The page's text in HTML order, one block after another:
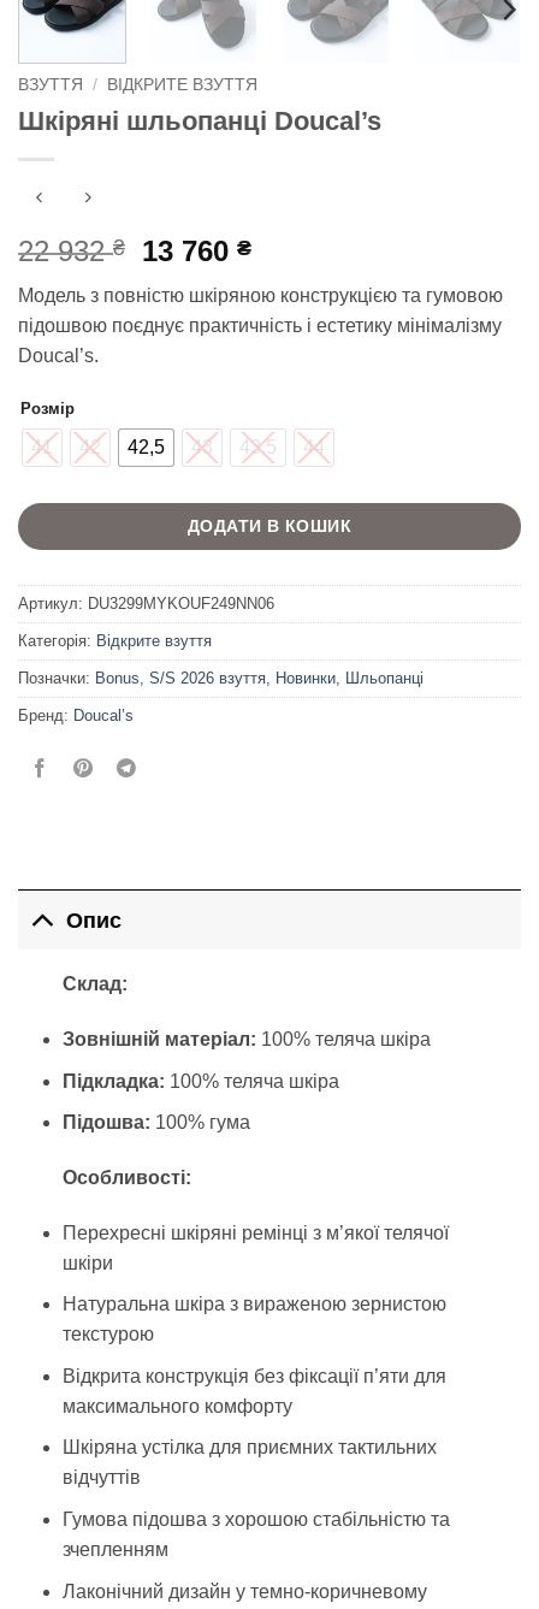
ВЗУТТЯ / ВІДКРИТЕ ВЗУТТЯ
Шкіряні шльопанці Doucal’s
22 932₴
Оригінальна
ціна:
22
932 ₴.
13 760₴Поточна
13
760 ₴.
Модель з повністю шкіряною конструкцією та гумовою
підошвою поєднує практичність і естетику мінімалізму
Doucal’s.
Розмір
41 42 42,5 43 43,5 44
ДОДАТИ В КОШИК
Артикул: DU3299MYKOUF249NN06
Категорія: Відкрите взуття
Позначки: Bonus, S/S 2026 взуття, Новинки, Шльопанці
Бренд: Doucal’s
Опис
Склад:
Зовнішній матеріал: 100% теляча шкіра
Підкладка: 100% теляча шкіра
Підошва: 100% гума
Особливості:
Перехресні шкіряні ремінці з м’якої телячої
шкіри
Натуральна шкіра з вираженою зернистою
текстурою
Відкрита конструкція без фіксації п’яти для
максимального комфорту
Шкіряна устілка для приємних тактильних
відчуттів
Гумова підошва з хорошою стабільністю та
зчепленням
Лаконічний дизайн у темно-коричневому